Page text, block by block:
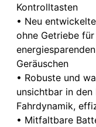
Kontrolltasten
• Neu
ohne Getriebe
Geräuschen
• Robuste und
unsichtbar in
Fahrdynamik,
• Mitfaltbare